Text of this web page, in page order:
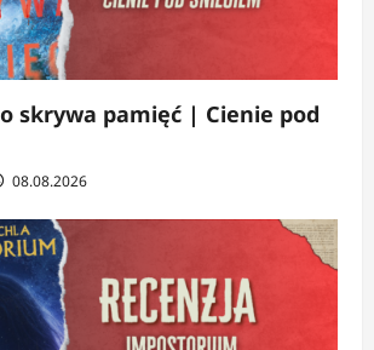
skrywa pamięć | Cienie pod
08.08.2026